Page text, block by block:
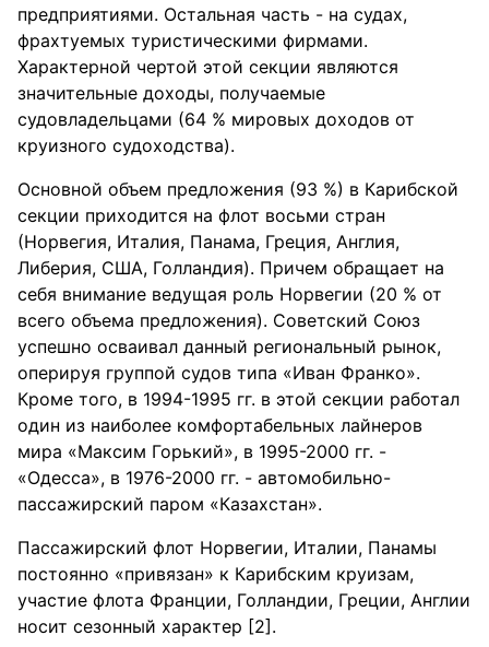
предприятиями. Остальная часть - на судах,
фрахтуемых туристическими фирмами.
Характерной чертой этой секции являются
значительные доходы, получаемые
судовладельцами (64 % мировых доходов от
круизного судоходства).
Основной объем предложения (93 %) в Карибской
секции приходится на флот восьми стран
(Норвегия, Италия, Панама, Греция, Англия,
Либерия, США, Голландия). Причем обращает на
себя внимание ведущая роль Норвегии (20 % от
всего объема предложения). Советский Союз
успешно осваивал данный региональный рынок,
оперируя группой судов типа «Иван Франко».
Кроме того, в 1994-1995 гг. в этой секции работал
один из наиболее комфортабельных лайнеров
мира «Максим Горький», в 1995-2000 гг. -
«Одесса», в 1976-2000 гг. - автомобильно-
пассажирский паром «Казахстан».
Пассажирский флот Норвегии, Италии, Панамы
постоянно «привязан» к Карибским круизам,
участие флота Франции, Голландии, Греции, Англии
носит сезонный характер [2].